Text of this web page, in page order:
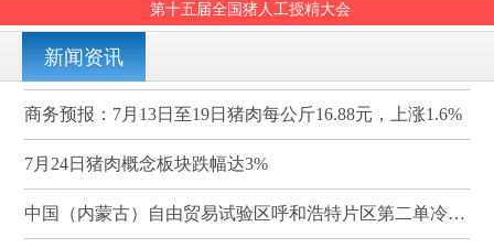
第十五届全国猪人工授精大会
新闻资讯
商务预报：7月13日至19日猪肉每公斤16.88元，上涨1.6%
7月24日猪肉概念板块跌幅达3%
中国（内蒙古）自由贸易试验区呼和浩特片区第二单冷冻猪肉发往蒙古国